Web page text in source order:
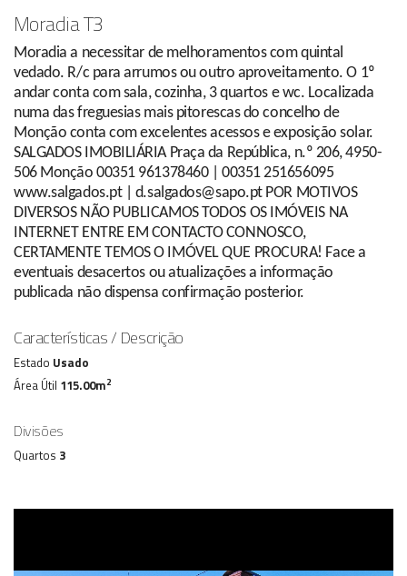
Moradia T3
Moradia a necessitar de melhoramentos com quintal
vedado. R/c para arrumos ou outro aproveitamento. O 1º
andar conta com sala, cozinha, 3 quartos e wc. Localizada
numa das freguesias mais pitorescas do concelho de
Monção conta com excelentes acessos e exposição solar.
SALGADOS IMOBILIÁRIA Praça da República, n.º 206, 4950-
506 Monção 00351 961378460 | 00351 251656095
www.salgados.pt | d.salgados@sapo.pt POR MOTIVOS
DIVERSOS NÃO PUBLICAMOS TODOS OS IMÓVEIS NA
INTERNET ENTRE EM CONTACTO CONNOSCO,
CERTAMENTE TEMOS O IMÓVEL QUE PROCURA! Face a
eventuais desacertos ou atualizações a informação
publicada não dispensa confirmação posterior.
Características / Descrição
Estado Usado
Área Útil 115.00m2
Divisões
Quartos 3